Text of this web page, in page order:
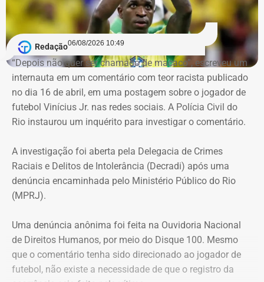
atribuição de efeitos retroativos a 1º de julho de 2026.
Segundo a portaria, a medida serve para validar e
regularizar decisões de gestão e investimentos que já
vinham sendo praticados pelos servidores designados
desde o mês passado. O fundo justifica a retroatividade
na necessidade de preservar a continuidade do serviço
público, a eficiência e a segurança jurídica de suas
operações.
Prazos rigorosos para certificação
obrigatória
cronograma rígido aos nomeados que ainda não
possuem a certificação profissional exigida por lei:
Inscrição no exame: Prova de inscrição em até 90 dias a
Redação06/08/2026 10:49
“Depois não quer ser chamado de macaco”, escreveu um
internauta em um comentário com teor racista publicado
no dia 16 de abril, em uma postagem sobre o jogador de
futebol Vinícius Jr. nas redes sociais. A Polícia Civil do
Rio instaurou um inquérito para investigar o comentário.
A investigação foi aberta pela Delegacia de Crimes
Raciais e Delitos de Intolerância (Decradi) após uma
denúncia encaminhada pelo Ministério Público do Rio
(MPRJ).
Uma denúncia anônima foi feita na Ouvidoria Nacional
de Direitos Humanos, por meio do Disque 100. Mesmo
que o comentário tenha sido direcionado ao jogador de
futebol, não existe a necessidade de que o registro da